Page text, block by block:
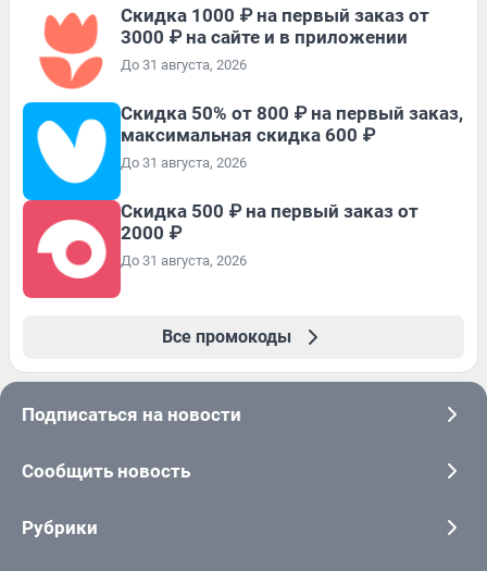
Скидка 1000 ₽ на первый заказ от
3000 ₽ на сайте и в приложении
До 31 августа, 2026
Скидка 50% от 800 ₽ на первый заказ,
максимальная скидка 600 ₽
До 31 августа, 2026
Скидка 500 ₽ на первый заказ от
2000 ₽
До 31 августа, 2026
Все промокоды
Подписаться на новости
Сообщить новость
Рубрики